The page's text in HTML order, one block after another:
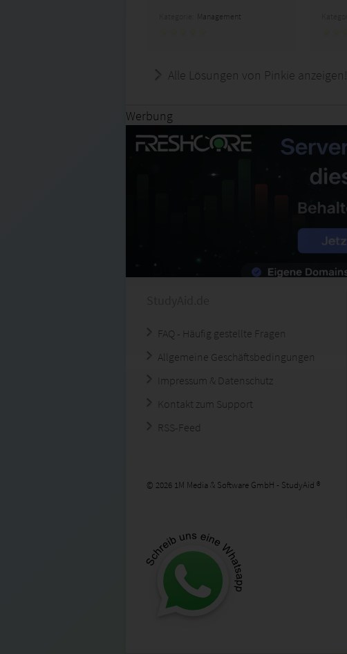
Management
Alle Lösungen von Pinkie anzeigen!
Werbung
FAQ - Häufig gestellte Fragen
Allgemeine Geschäftsbedingungen
Impressum & Datenschutz
Kontakt zum Support
RSS-Feed
© 2026 1M Media & Software GmbH - StudyAid ®